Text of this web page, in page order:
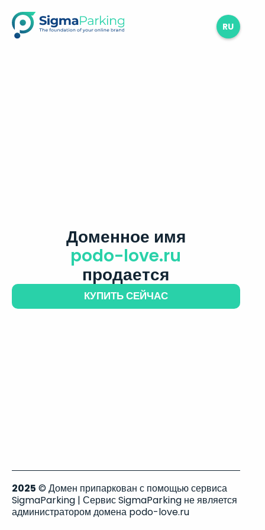
RU
Доменное имя
podo-love.ru
продается
КУПИТЬ СЕЙЧАС
2025 © Домен припаркован с помощью сервиса
SigmaParking | Сервис SigmaParking не является
администратором домена podo-love.ru